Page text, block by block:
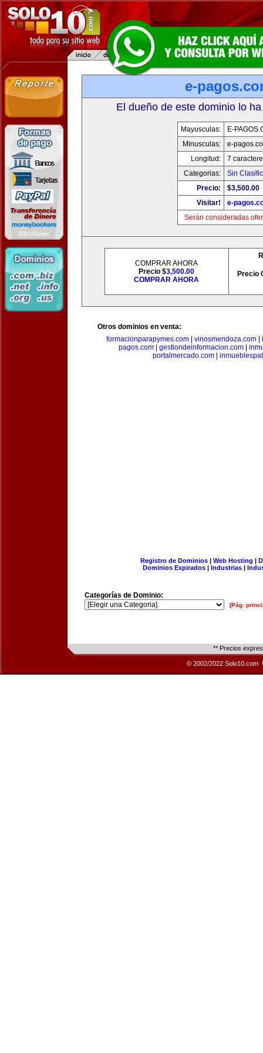
e-
El dueño de este dominio lo
Mayusculas:
E-
Minusculas:
e-
Longitud:
7
Categorias:
Sin
Precio:
$3,500.00
Visitar!
e-
Serán consideradas
COMPRAR AHORA
Precio $3,500.00
COMPRAR AHORA
Precio
Otros dominios en venta:
formacionparapymes.com| vinosmendoza.com|
pagos.com| gestiondeinformacion.com|
portalmercado.com
Registro de Dominios| Web Hosting |
Dominios Expirados | Industrias |
Categorías de Dominio:
[Pág.
** Precios
© 2002/2022 Solo10.com